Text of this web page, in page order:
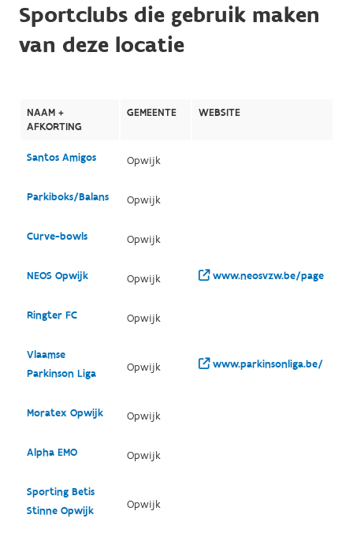
Sportclubs die gebruik maken
van deze locatie
NAAM +
AFKORTING
GEMEENTE WEBSITE
Santos Amigos Opwijk
Parkiboks/Balans Opwijk
Curve-bowls Opwijk
NEOS Opwijk Opwijk www.neosvzw.be/page
Ringter FC Opwijk
Vlaamse
Parkinson Liga
Opwijk www.parkinsonliga.be/
Moratex Opwijk Opwijk
Alpha EMO Opwijk
Sporting Betis
Stinne Opwijk
Opwijk